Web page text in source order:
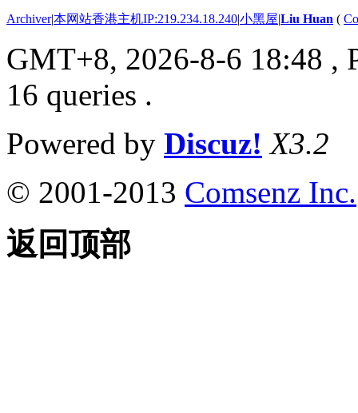
Archiver|本网站香港主机IP:219.234.18.240|小黑屋|Liu Huan (
GMT+8, 2026-8-6 18:48 ,
16 queries .
Powered by Discuz! X3.2
© 2001-2013 Comsenz Inc.
返回顶部